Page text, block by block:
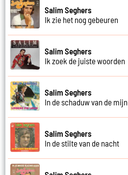
Salim Seghers
Ik zie het nog gebeuren
Salim Seghers
Ik zoek de juiste woorden
Salim Seghers
In de schaduw van de mijn
Salim Seghers
In de stilte van de nacht